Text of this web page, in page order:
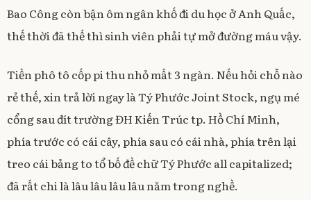
Bao Công còn bận ôm ngân khố đi du học ở Anh Quấc,
thế thời đã thế thì sinh viên phải tự mở đường máu vậy.
Tiền phô tô cốp pi thu nhỏ mất 3 ngàn. Nếu hỏi chỗ nào
rẻ thế, xin trả lời ngay là Tý Phước Joint Stock, ngụ mé
cổng sau đít trường ĐH Kiến Trúc tp. Hồ Chí Minh,
phía trước có cái cây, phía sau có cái nhà, phía trên lại
treo cái bảng to tổ bố đề chữ Tý Phước all capitalized;
đã rất chi là lâu lâu lâu lâu năm trong nghề.